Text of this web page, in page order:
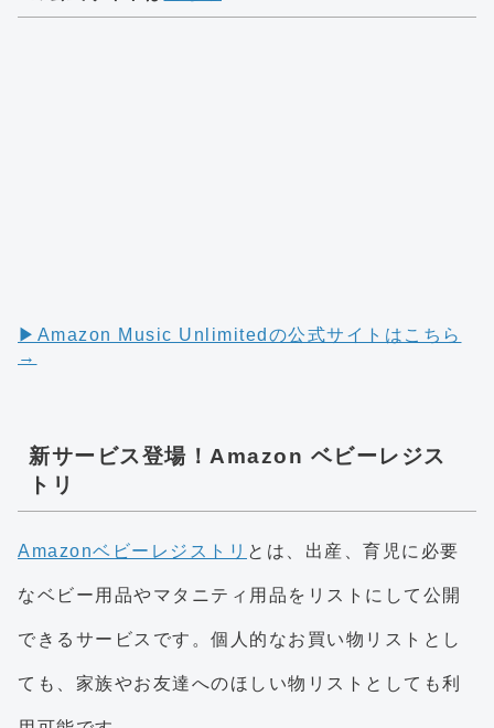
▶︎Amazon Music Unlimitedの公式サイトはこちら
→
新サービス登場！Amazon ベビーレジス
トリ
Amazonベビーレジストリ とは、出産、育児に必要
なベビー用品やマタニティ用品をリストにして公開
できるサービスです。個人的なお買い物リストとし
ても、家族やお友達へのほしい物リストとしても利